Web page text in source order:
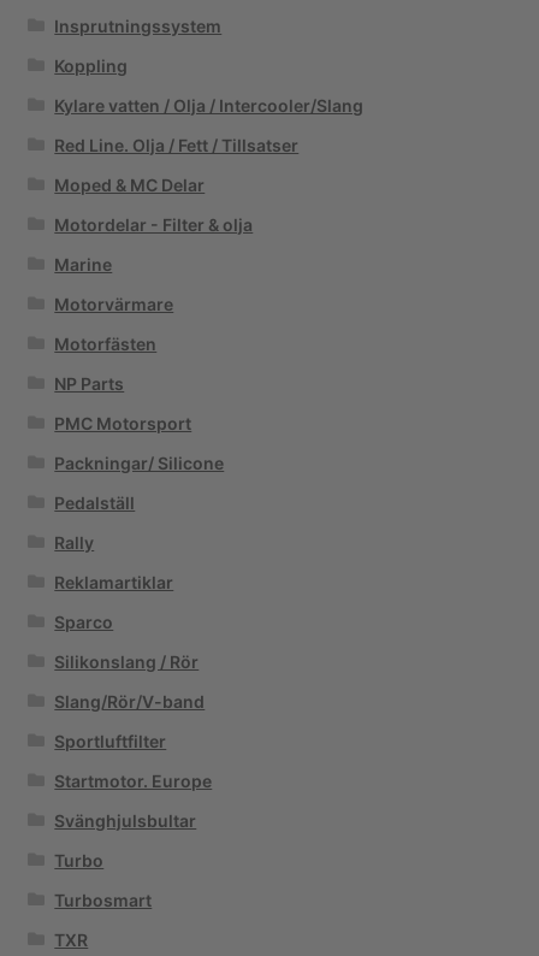
Insprutningssystem
Koppling
Kylare vatten / Olja / Intercooler/Slang
Red Line. Olja / Fett / Tillsatser
Moped & MC Delar
Motordelar - Filter & olja
Marine
Motorvärmare
Motorfästen
NP Parts
PMC Motorsport
Packningar/ Silicone
Pedalställ
Rally
Reklamartiklar
Sparco
Silikonslang / Rör
Slang/Rör/V-band
Sportluftfilter
Startmotor. Europe
Svänghjulsbultar
Turbo
Turbosmart
TXR